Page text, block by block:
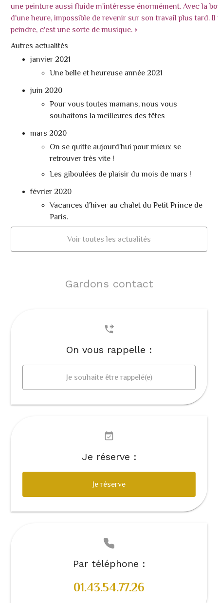
une peinture aussi fluide m'intéresse énormément. Avec la
d'une heure, impossible de revenir sur son travail plus tard.
peindre, c'est une sorte de musique. »
Autres actualités
janvier 2021
Une belle et heureuse année 2021
juin 2020
Pour vous toutes mamans, nous vous
souhaitons la meilleures des fêtes
mars 2020
On se quitte aujourd’hui pour mieux se
retrouver très vite !
Les giboulées de plaisir du mois de mars !
février 2020
Vacances d'hiver au chalet du Petit Prince de
Paris.
Voir toutes les actualités
Gardons contact
On vous rappelle :
Je souhaite être rappelé(e)
Je réserve :
Je réserve
Par téléphone :
01.43.54.77.26